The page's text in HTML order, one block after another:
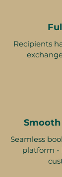
Recipients
Seamless
platform -